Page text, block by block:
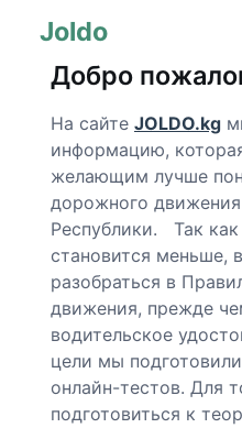
Joldo
Добро
На сайте JOLDO.kg
информацию,
желающим лучше
дорожного
Республики. Так
становится меньше,
разобраться в
движения, прежде
водительское
цели мы
онлайн-тестов. Для
подготовиться к